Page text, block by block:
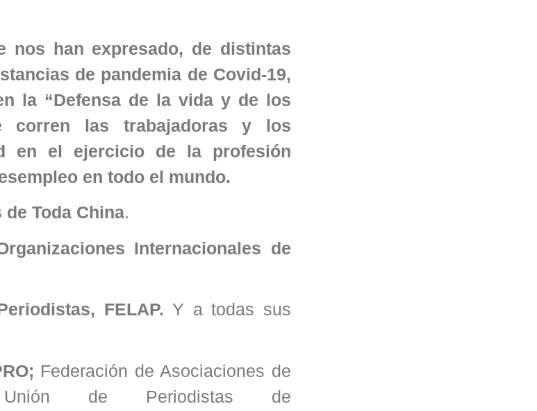
nos han expresado, de distintas
de pandemia de Covid-19,
la “Defensa de la vida y de los
corren las trabajadoras y los
en el ejercicio de la profesión
en todo el mundo.
Toda China.
Internacionales de
FELAP. Y a todas sus
Federación de Asociaciones de
Unión de Periodistas de